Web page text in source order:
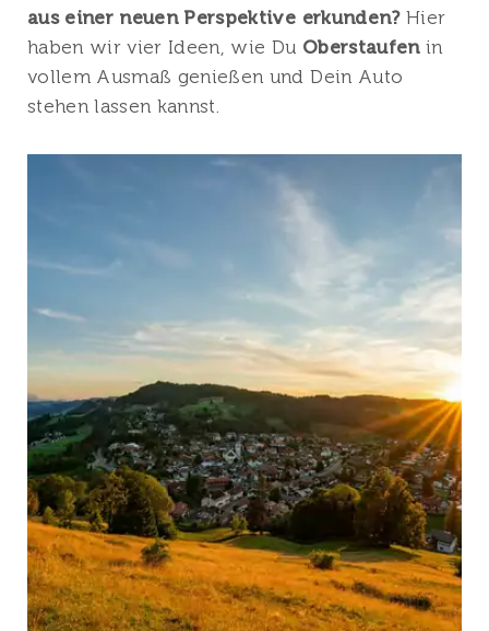
aus einer neuen Perspektive erkunden?Hier
haben wir vier Ideen, wie Du Oberstaufen in
vollem Ausmaß genießen und Dein Auto
stehen lassen kannst.